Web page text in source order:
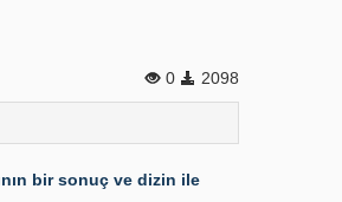
0 2098
bir sonuç ve dizin ile